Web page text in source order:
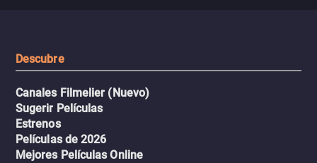
Descubre
Canales Filmelier (Nuevo)
Sugerir Películas
Estrenos
Películas de 2026
Mejores Películas Online